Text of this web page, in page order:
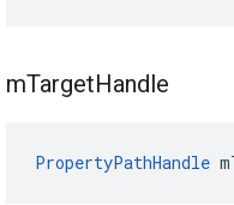
mTargetHandle
PropertyPathHandle